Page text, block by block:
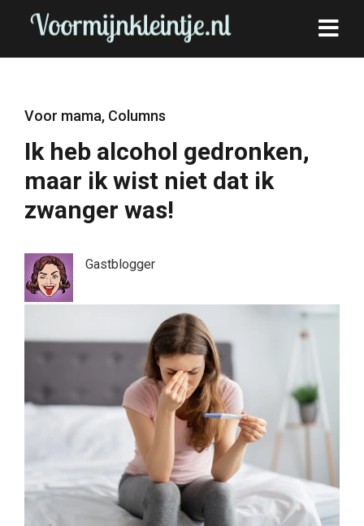
Voor mama, Columns
Ik heb alcohol gedronken,
maar ik wist niet dat ik
zwanger was!
Gastblogger